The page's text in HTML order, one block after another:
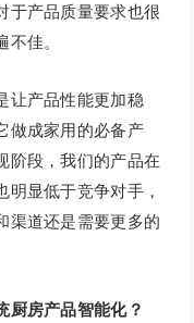
于产品质量要求也很
佳。
让产品性能更加稳
做成家用的必备产
阶段，我们的产品在
显低于竞争对手，
渠道还是需要更多的
厨房产品智能化？